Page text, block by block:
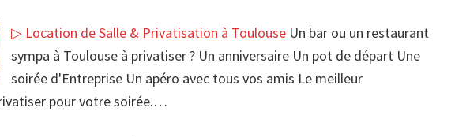
▷ Location de Salle & Privatisation à Toulouse Un bar ou un restaurant
sympa à Toulouse à privatiser ? Un anniversaire Un pot de départ Une
soirée d'Entreprise Un apéro avec tous vos amis Le meilleur
pour votre soirée.…